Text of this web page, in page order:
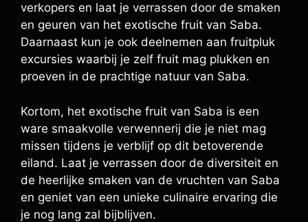
verkopers en laat je verrassen door de smaken
en geuren van het exotische fruit van Saba.
Daarnaast kun je ook deelnemen aan fruitpluk
excursies waarbij je zelf fruit mag plukken en
proeven in de prachtige natuur van Saba.
Kortom, het exotische fruit van Saba is een
ware smaakvolle verwennerij die je niet mag
missen tijdens je verblijf op dit betoverende
eiland. Laat je verrassen door de diversiteit en
de heerlijke smaken van de vruchten van Saba
en geniet van een unieke culinaire ervaring die
je nog lang zal bijblijven.